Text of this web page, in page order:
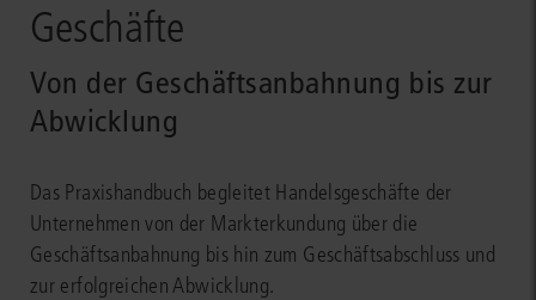
Geschäfte
Von der Geschäftsanbahnung bis zur
Abwicklung
Das Praxishandbuch begleitet Handelsgeschäfte der
Unternehmen von der Markterkundung über die
Geschäftsanbahnung bis hin zum Geschäftsabschluss und
zur erfolgreichen Abwicklung.